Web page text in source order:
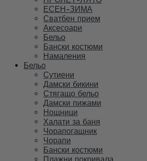
ЕСЕН-ЗИМА
Сватбен прием
Аксесоари
Бельо
Бански костюми
Намаления
Бельо
Сутиени
Дамски бикини
Стягащо бельо
Дамски пижами
Нощници
Халати за баня
Чорапогащник
Чорапи
Бански костюми
Плажни покривала